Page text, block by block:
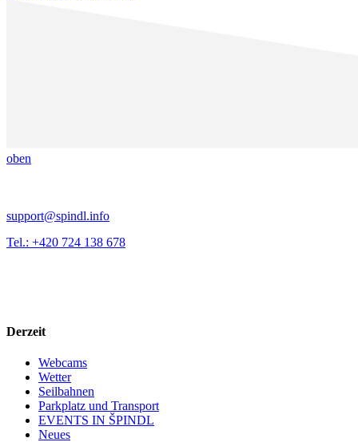
oben
support@spindl.info
Tel.: +420 724 138 678
Derzeit
Webcams
Wetter
Seilbahnen
Parkplatz und Transport
EVENTS IN ŠPINDL
Neues